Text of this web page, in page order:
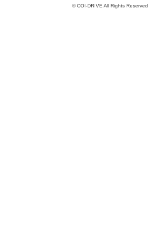
©COI-DRIVE All Rights Reserved.